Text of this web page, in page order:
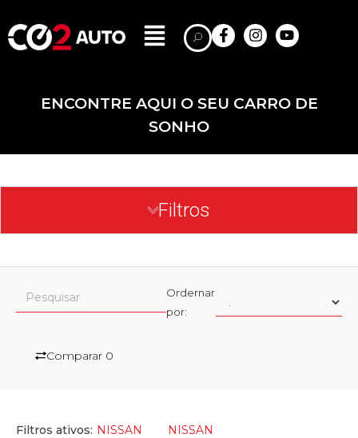
ENCONTRE AQUI O SEU CARRO DE
SONHO
Filtros
Comparar 0
Ordernar
por:
Filtros ativos: NISSAN NISSAN